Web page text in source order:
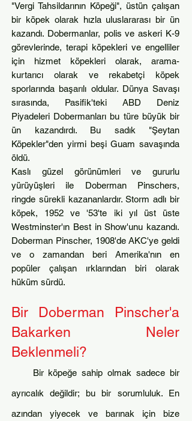
"Vergi Tahsildarının Köpeği", üstün çalışan
bir köpek olarak hızla uluslararası bir ün
kazandı. Dobermanlar, polis ve askeri K-9
görevlerinde, terapi köpekleri ve engelliler
için hizmet köpekleri olarak, arama-
kurtarıcı olarak ve rekabetçi köpek
sporlarında başarılı oldular. Dünya Savaşı
sırasında, Pasifik'teki ABD Deniz
Piyadeleri Dobermanları bu türe büyük bir
ün kazandırdı. Bu sadık "Şeytan
Köpekler"den yirmi beşi Guam savaşında
öldü.
Kaslı güzel görünümleri ve gururlu
yürüyüşleri ile Doberman Pinschers,
ringde sürekli kazananlardır. Storm adlı bir
köpek, 1952 ve '53'te iki yıl üst üste
Westminster'ın Best in Show'unu kazandı.
Doberman Pinscher, 1908'de AKC'ye geldi
ve o zamandan beri Amerika'nın en
popüler çalışan ırklarından biri olarak
hüküm sürdü.
Bir Doberman Pinscher'a
Bakarken Neler
Beklenmeli?
Bir köpeğe sahip olmak sadece bir
ayrıcalık değildir; bu bir sorumluluk. En
azından yiyecek ve barınak için bize